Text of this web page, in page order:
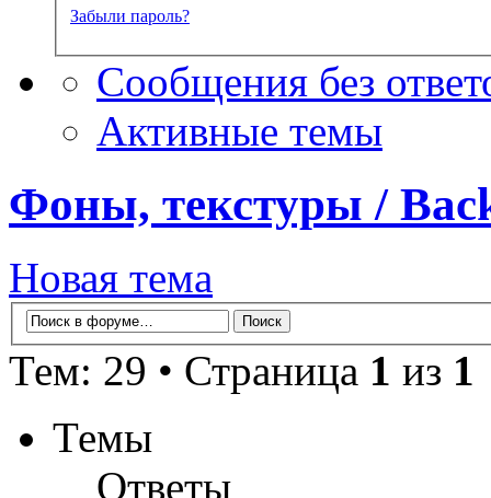
Забыли пароль?
Сообщения без
Активные темы
Фоны, текстуры /
Новая тема
Тем: 29 • Страница 1 из 1
Темы
Ответы